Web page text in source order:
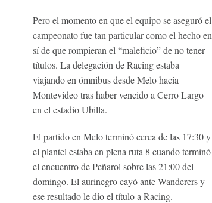
Pero el momento en que el equipo se aseguró el
campeonato fue tan particular como el hecho en
sí de que rompieran el “maleficio” de no tener
títulos. La delegación de Racing estaba
viajando en ómnibus desde Melo hacia
Montevideo tras haber vencido a Cerro Largo
en el estadio Ubilla.
El partido en Melo terminó cerca de las 17:30 y
el plantel estaba en plena ruta 8 cuando terminó
el encuentro de Peñarol sobre las 21:00 del
domingo. El aurinegro cayó ante Wanderers y
ese resultado le dio el título a Racing.